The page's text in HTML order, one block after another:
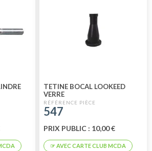
TETINE BOCAL LOOKEED
VERRE
547
PRIX PUBLIC : 10,00 €